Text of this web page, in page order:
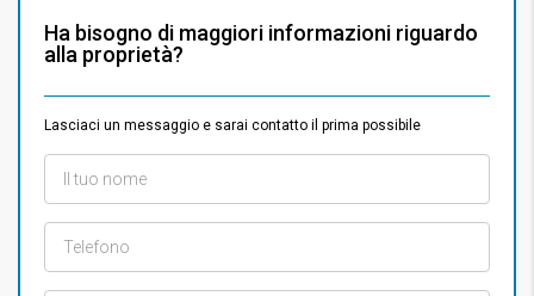
Ha bisogno di maggiori informazioni riguardo
alla proprietà?
Lasciaci un messaggio e sarai contatto il prima possibile